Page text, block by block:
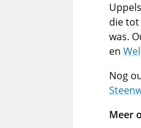
die tot
was.
en
Nog
Meer